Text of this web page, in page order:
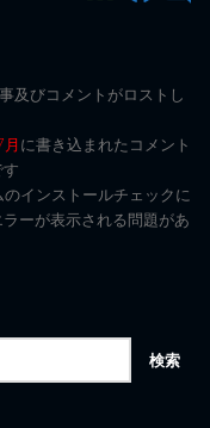
及びコメントがロストし
に書き込まれたコメント
インストールチェックに
ーが表示される問題があ